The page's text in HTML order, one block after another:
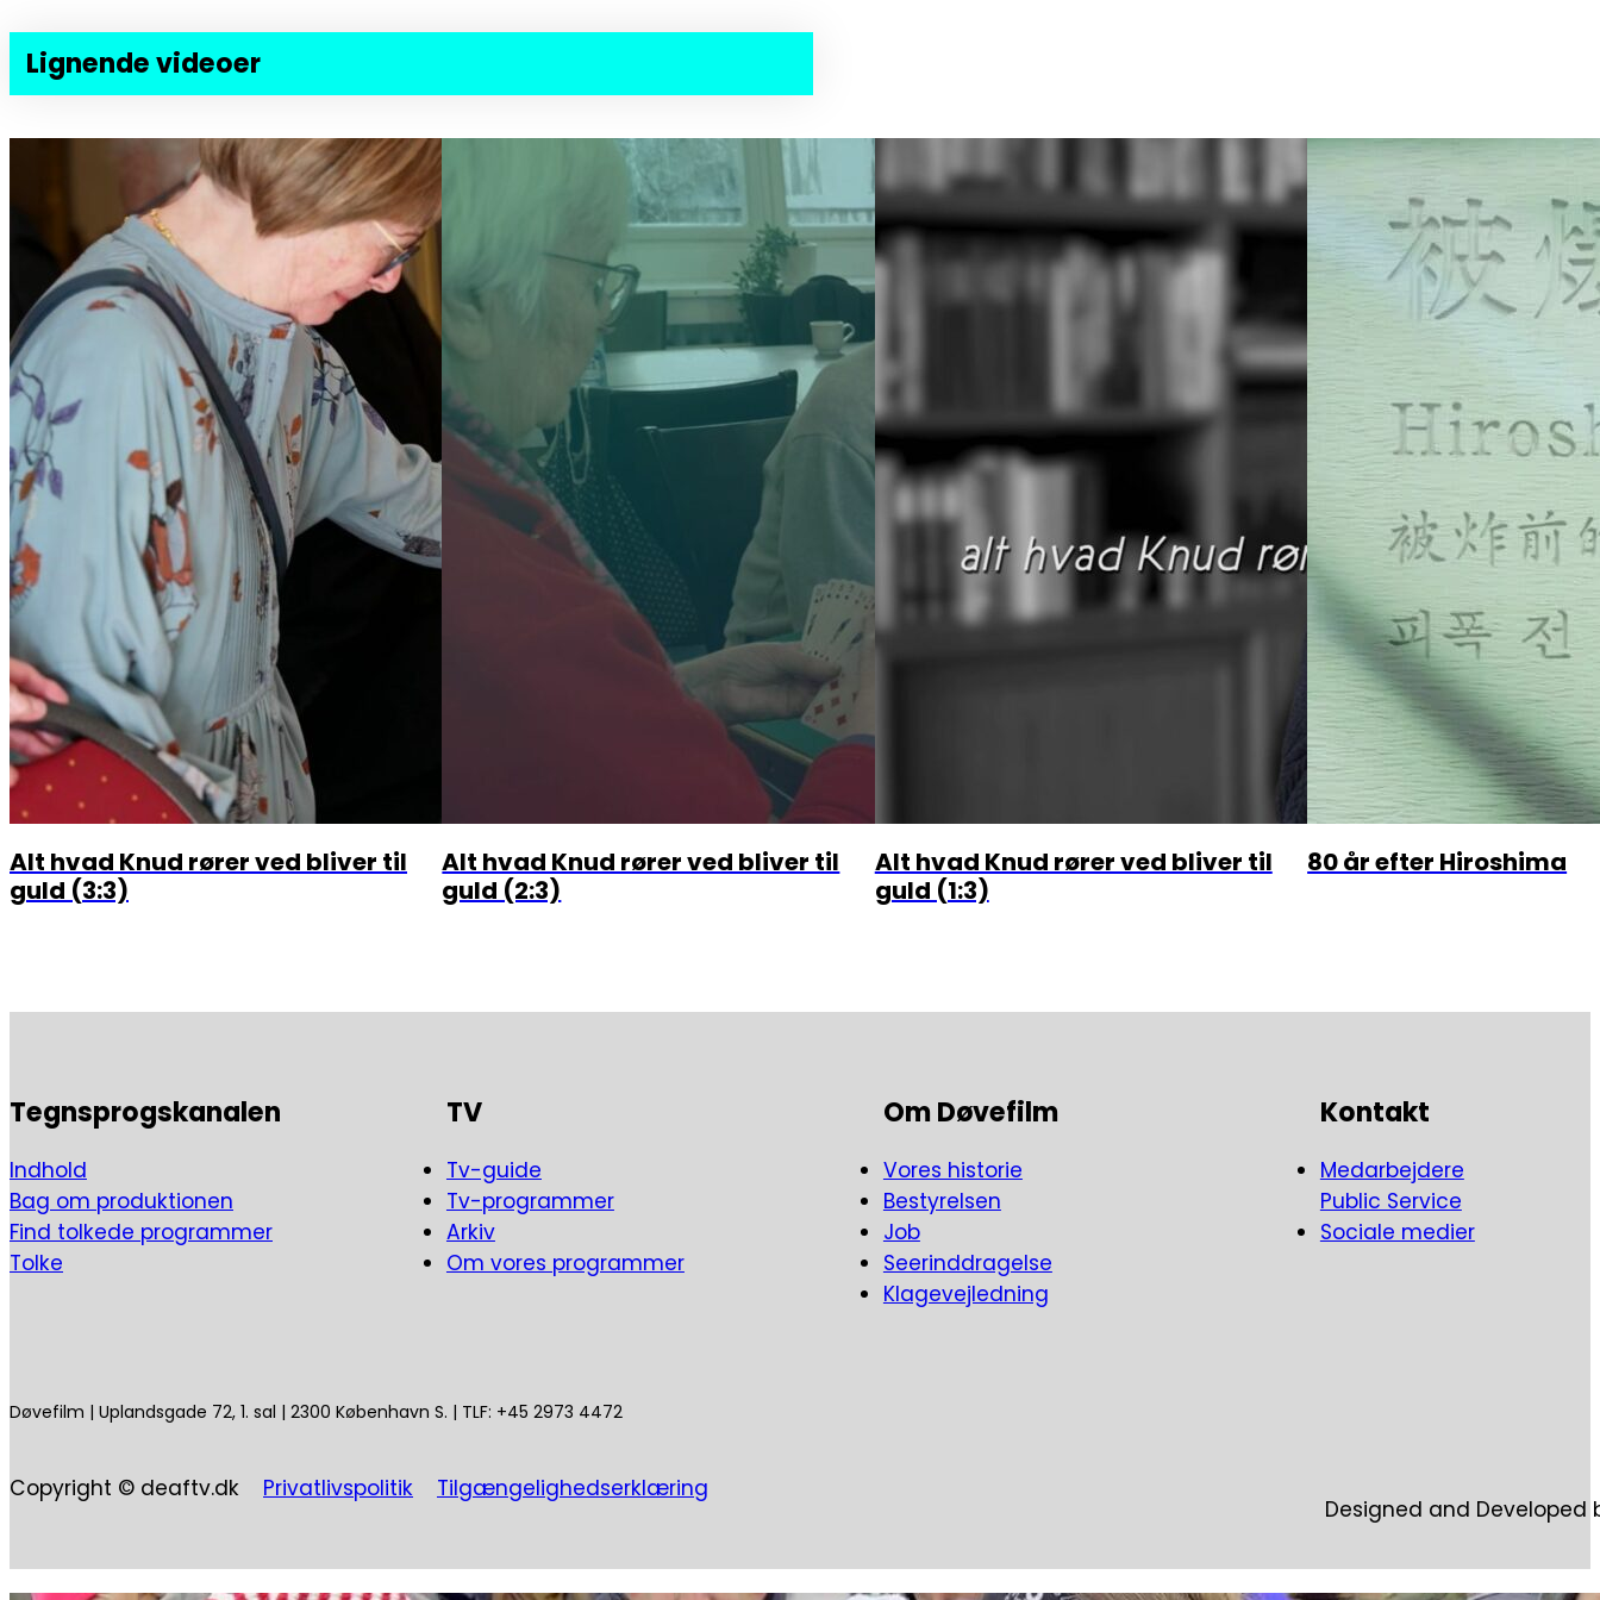
Lignende videoer
Alt hvad Knud rører ved bliver til
guld (3:3)
Alt hvad Knud rører ved bliver til
guld (2:3)
Alt hvad Knud rører ved bliver til
guld (1:3)
80 år efter Hiroshima
Tegnsprogskanalen
Indhold
Bag om produktionen
Find tolkede programmer
Tolke
TV
Tv-guide
Tv-programmer
Arkiv
Om vores programmer
Om Døvefilm
Vores historie
Bestyrelsen
Job
Seerinddragelse
Klagevejledning
Kontakt
Medarbejdere
Public Service
Sociale medier
Døvefilm | Uplandsgade 72, 1. sal | 2300 København S. | TLF: +45 2973 4472
Copyright © deaftv.dk Privatlivspolitik Tilgængelighedserklæring
Designed and Developed